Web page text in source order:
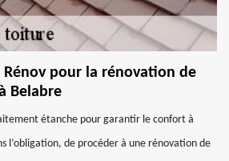
pour la rénovation de
Belabre
étanche pour garantir le confort à
l’obligation, de procéder à une rénovation de